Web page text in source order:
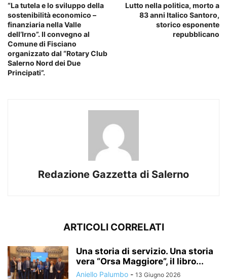
“La tutela e lo sviluppo della
sostenibilità economico –
finanziaria nella Valle
dell’Irno”. Il convegno al
Comune di Fisciano
organizzato dal “Rotary Club
Salerno Nord dei Due
Principati”.
Lutto nella politica, morto a
83 anni Italico Santoro,
storico esponente
repubblicano
Redazione Gazzetta di Salerno
ARTICOLI CORRELATI
Una storia di servizio. Una storia
vera “Orsa Maggiore”, il libro...
Aniello Palumbo - 13 Giugno 2026